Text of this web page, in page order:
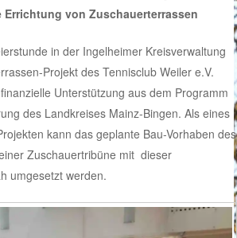
von Zuschauerterrassen
in der Ingelheimer Kreisverwaltung
Projekt des Tennisclub Weiler e.V.
Unterstützung aus dem Programm
des Landkreises Mainz-Bingen. Als eines
kann das geplante Bau-Vorhaben des
Zuschauertribüne mit dieser
umgesetzt werden.